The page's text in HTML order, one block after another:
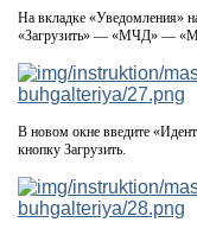
На вкладке «Уведомления»
«Загрузить» — «МЧД» —
В новом окне введите
кнопку Загрузить.